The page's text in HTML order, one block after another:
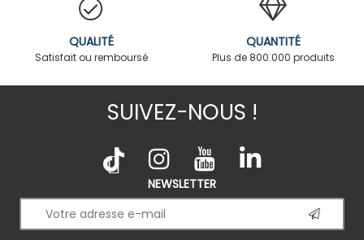
QUALITÉ
Satisfait ou remboursé
QUANTITÉ
Plus de 800.000 produits
SUIVEZ-NOUS !
NEWSLETTER